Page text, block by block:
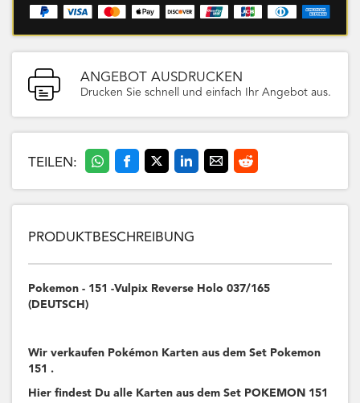
ANGEBOT AUSDRUCKEN
Drucken Sie schnell und einfach Ihr Angebot aus.
TEILEN:
PRODUKTBESCHREIBUNG
Pokemon - 151 -Vulpix Reverse Holo 037/165
(DEUTSCH)
Wir verkaufen Pokémon Karten aus dem Set Pokemon
151 .
Hier findest Du alle Karten aus dem Set POKEMON 151